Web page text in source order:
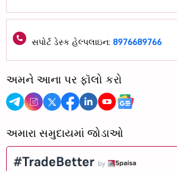
સપોર્ટ ડેસ્ક હેલ્પલાઇન: 8976689766
અમને આના પર ફૉલો કરો
અમારા સમુદાયમાં જોડાઓ